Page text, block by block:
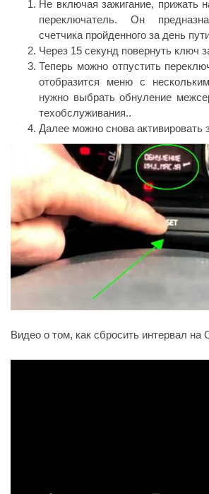
Не включая зажигание, прижать
переключатель. Он
счетчика пройденного за день
Через 15 секунд повернуть ключ
Теперь можно отпустить
отобразится меню с
нужно выбрать обнуление
техобслуживания..
Далее можно снова активировать
Видео о том, как сбросить интервал на